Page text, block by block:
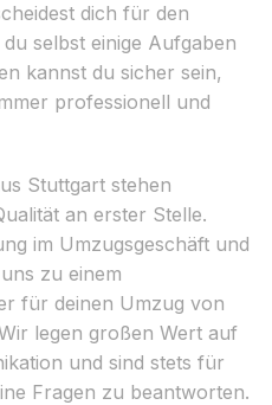
dich für den
selbst einige Aufgaben
kannst du sicher sein,
professionell und
Stuttgart stehen
an erster Stelle.
im Umzugsgeschäft und
zu einem
für deinen Umzug von
legen großen Wert auf
und sind stets für
Fragen zu beantworten.